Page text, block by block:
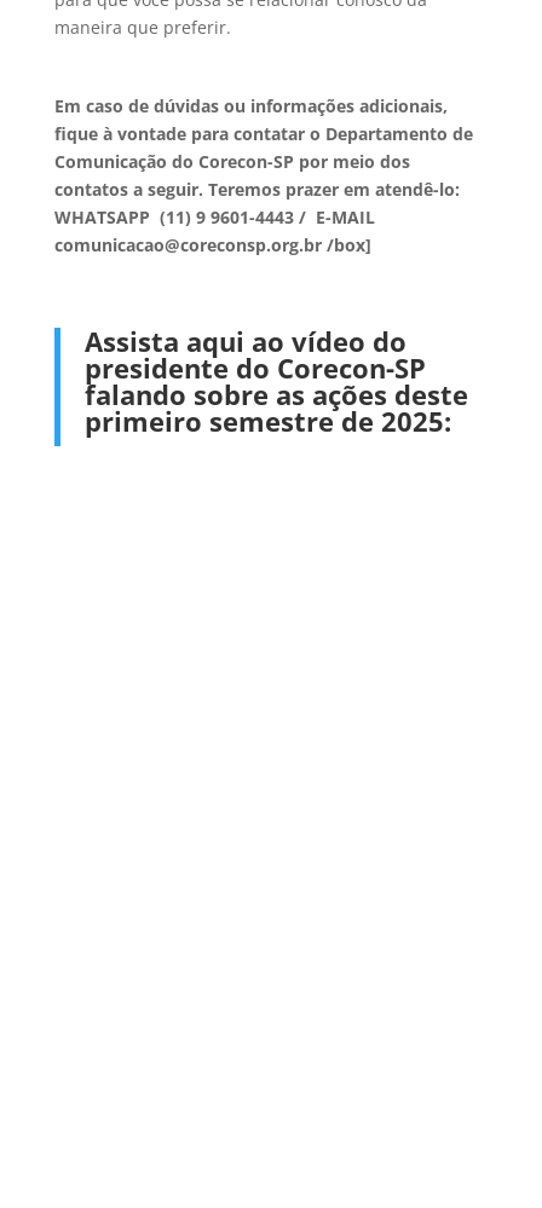
maneira que preferir.
Em caso de dúvidas ou informações adicionais,
fique à vontade para contatar o Departamento de
Comunicação do Corecon-SP por meio dos
contatos a seguir. Teremos prazer em atendê-lo:
WHATSAPP (11) 9 9601-4443 / E-MAIL
comunicacao@coreconsp.org.br /box]
Assista aqui ao vídeo do
presidente do Corecon-SP
falando sobre as ações deste
primeiro semestre de 2025: